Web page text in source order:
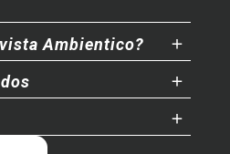
Ambientico?